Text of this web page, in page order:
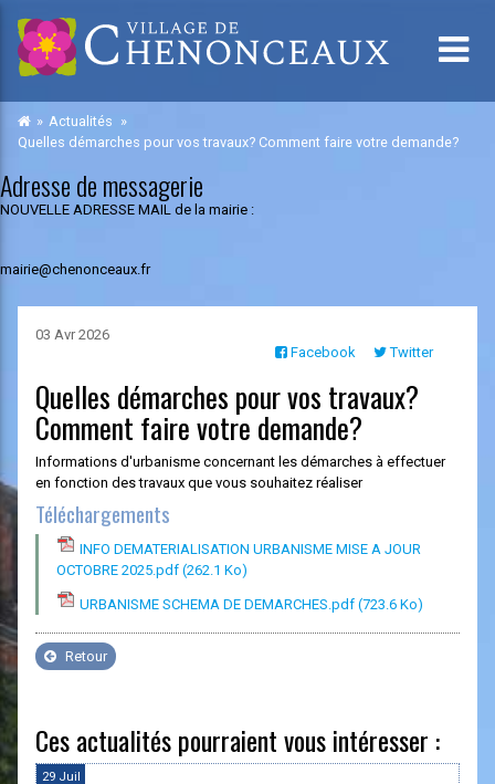
Actualités
Quelles démarches pour vos travaux? Comment faire votre demande?
Adresse de messagerie
NOUVELLE ADRESSE MAIL de la mairie :
mairie@chenonceaux.fr
03 Avr 2026
Facebook
Twitter
Quelles démarches pour vos travaux?
Comment faire votre demande?
Informations d'urbanisme concernant les démarches à effectuer
en fonction des travaux que vous souhaitez réaliser
Téléchargements
INFO DEMATERIALISATION URBANISME MISE A JOUR
OCTOBRE 2025.pdf (262.1 Ko)
URBANISME SCHEMA DE DEMARCHES.pdf (723.6 Ko)
Retour
Ces actualités pourraient vous intéresser :
29 Juil